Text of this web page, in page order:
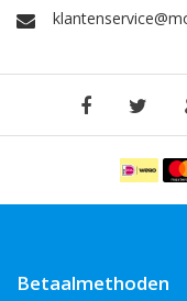
Betaalmethoden